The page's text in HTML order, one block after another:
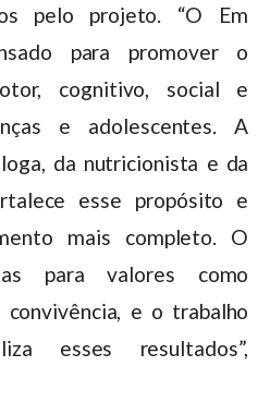
pelo projeto. “O Em
para promover o
cognitivo, social e
e adolescentes. A
da nutricionista e da
esse propósito e
mais completo. O
para valores como
e o trabalho
esses resultados”,